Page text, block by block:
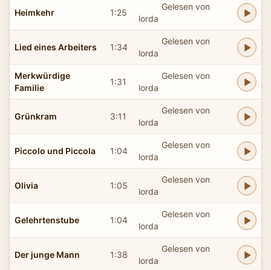
Heimkehr 1:25
Gelesen von
lorda
Lied eines Arbeiters 1:34
Gelesen von
lorda
Merkwürdige
Familie
1:31
Gelesen von
lorda
Grünkram 3:11
Gelesen von
lorda
Piccolo und Piccola 1:04
Gelesen von
lorda
Olivia 1:05
Gelesen von
lorda
Gelehrtenstube 1:04
Gelesen von
lorda
Der junge Mann 1:38
Gelesen von
lorda